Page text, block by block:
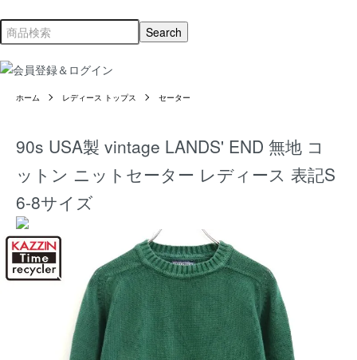
ホーム レディース トップス セーター
90s USA製 vintage LANDS' END 無地 コ
ットン ニットセーター レディース 表記S
6-8サイズ